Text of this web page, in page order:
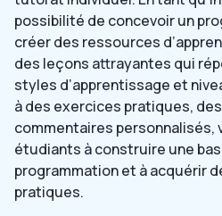
possibilité de concevoir un
créer des ressources
des leçons attrayantes qui
styles d’apprentissage et
à des exercices pratiques,
commentaires personnalisés,
étudiants à construire une
programmation et à acquérir
pratiques.